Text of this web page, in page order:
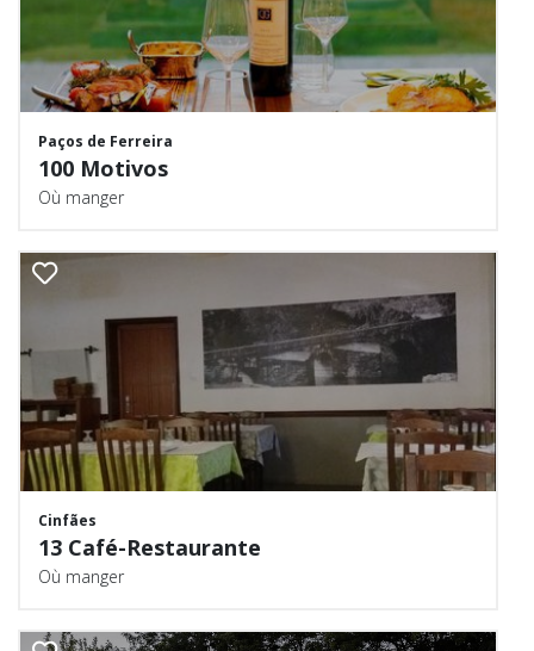
Paços de Ferreira
100 Motivos
Où manger
Cinfães
13 Café-Restaurante
Où manger